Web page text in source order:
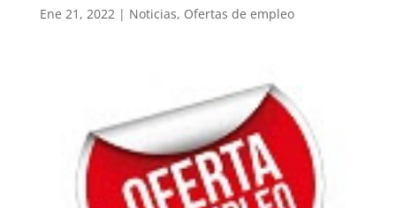
Ene 21, 2022| Noticias, Ofertas de empleo